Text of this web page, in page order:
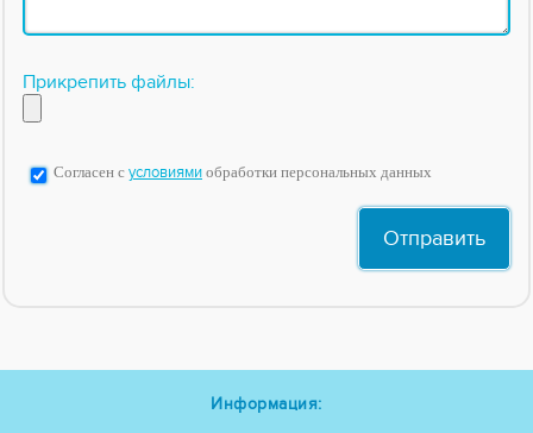
Прикрепить файлы:
Согласен с условиями обработки персональных данных
Информация: